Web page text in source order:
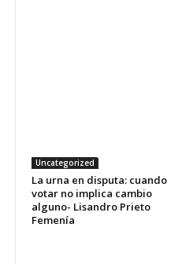
Uncategorized
La urna en disputa: cuando
votar no implica cambio
alguno- Lisandro Prieto
Femenía